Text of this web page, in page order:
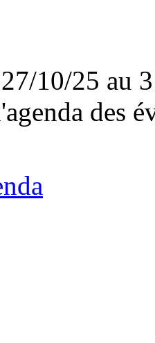
27/10/25 au
des